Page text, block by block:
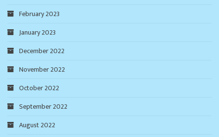
February 2023
January 2023
December 2022
November 2022
October 2022
September 2022
August 2022